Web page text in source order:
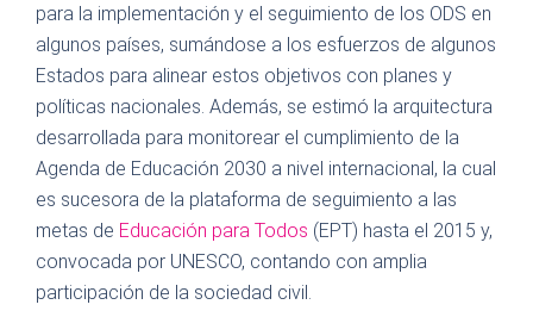
para la implementación y el seguimiento de los ODS en
algunos países, sumándose a los esfuerzos de algunos
Estados para alinear estos objetivos con planes y
políticas nacionales. Además, se estimó la arquitectura
desarrollada para monitorear el cumplimiento de la
Agenda de Educación 2030 a nivel internacional, la cual
es sucesora de la plataforma de seguimiento a las
metas de Educación para Todos (EPT) hasta el 2015 y,
convocada por UNESCO, contando con amplia
participación de la sociedad civil.